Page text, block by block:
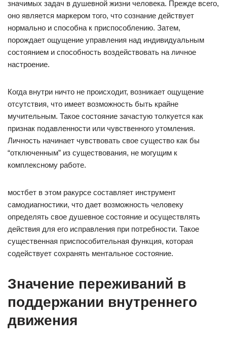
значимых задач в душевной жизни человека. Прежде всего,
оно является маркером того, что сознание действует
нормально и способна к приспособлению. Затем,
порождает ощущение управления над индивидуальным
состоянием и способность воздействовать на личное
настроение.
Когда внутри ничто не происходит, возникает ощущение
отсутствия, что имеет возможность быть крайне
мучительным. Такое состояние зачастую толкуется как
признак подавленности или чувственного утомления.
Личность начинает чувствовать свое существо как бы
“отключенным” из существования, не могущим к
комплексному работе.
мостбет в этом ракурсе составляет инструмент
самодиагностики, что дает возможность человеку
определять свое душевное состояние и осуществлять
действия для его исправления при потребности. Такое
существенная приспособительная функция, которая
содействует сохранять ментальное состояние.
Значение переживаний в
поддержании внутреннего
движения